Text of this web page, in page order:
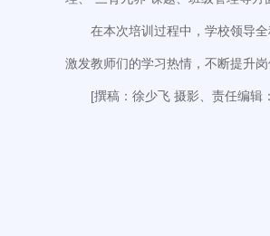
在本次培训过程中，学校领导
激发教师们的学习热情，不断提升
[撰稿：徐少飞 摄影、责任编辑